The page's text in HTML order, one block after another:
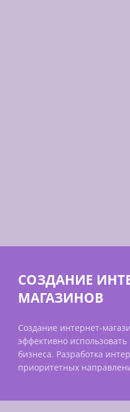
СОЗДАНИЕ
МАГАЗИНОВ
Создание интернет-
эффективно
бизнеса. Разработка
приоритетных